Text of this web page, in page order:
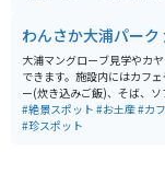
り食事処や土産物もあります
があります。遊歩道観覧料
わんさか大浦パー
大浦マングローブ見学やカ
できます。施設内にはカフ
ー(炊き込みご飯)、そば、
楽しめます。土産品や新鮮な
あり四季を通じて訪れたいス
#絶景スポット #お土産#カ
#珍スポット